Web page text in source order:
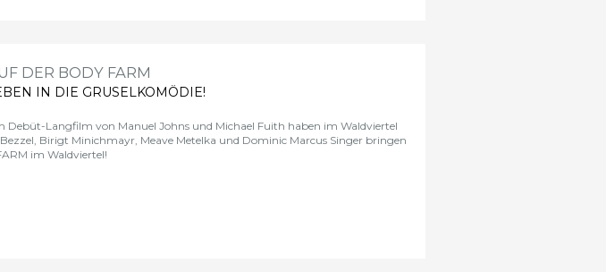
DER BODY FARM
IN DIE GRUSELKOMÖDIE!
Debüt-Langfilm von Manuel Johns und Michael Fuith haben im Waldviertel
Birigt Minichmayr, Meave Metelka und Dominic Marcus Singer bringen
im Waldviertel!